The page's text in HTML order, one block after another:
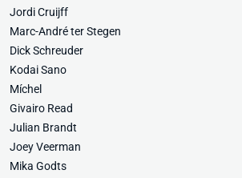
Jordi Cruijff
Marc-André ter Stegen
Dick Schreuder
Kodai Sano
Míchel
Givairo Read
Julian Brandt
Joey Veerman
Mika Godts